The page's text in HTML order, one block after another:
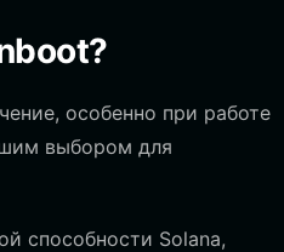
особенно при работе
выбором для
способности Solana,